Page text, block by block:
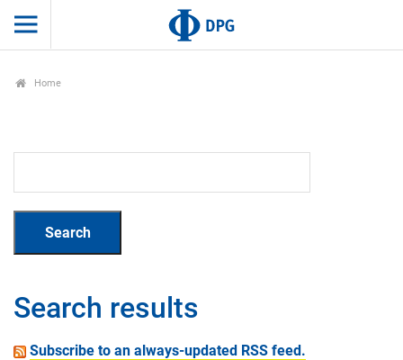
Home
Search results
Subscribe to an always-updated RSS feed.